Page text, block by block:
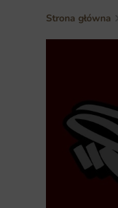
Strona główna